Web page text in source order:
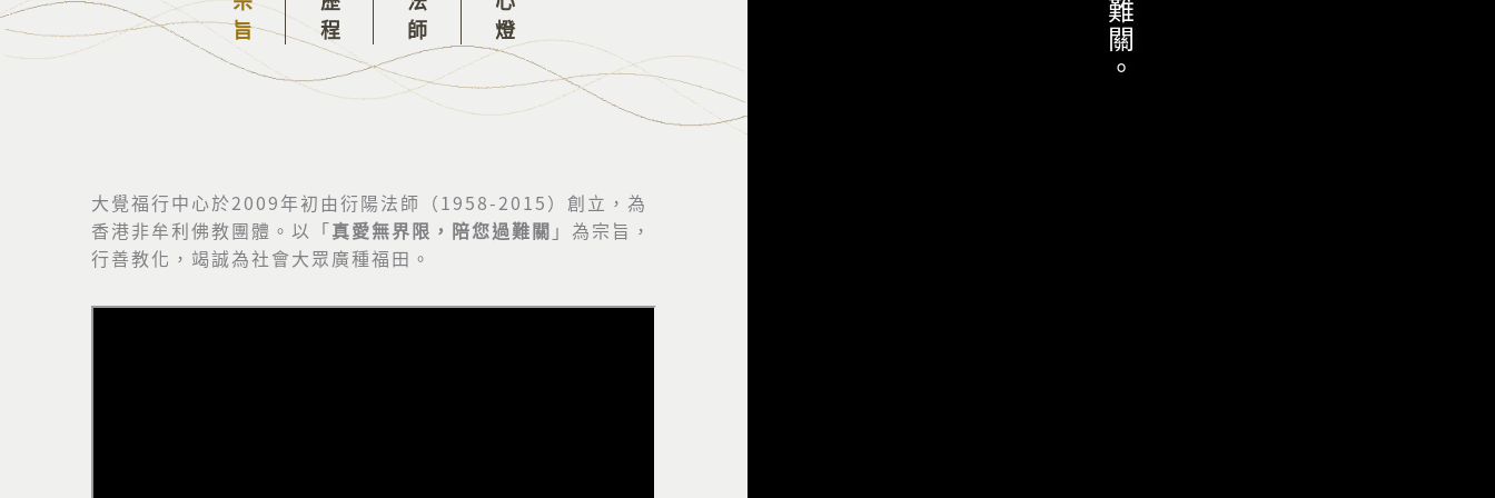
大覺福行中心於2009年初由衍陽法師（1958-2015）創立，為
香港非牟利佛教團體。以「真愛無界限，陪您過難關 」為宗旨，
行善教化，竭誠為社會大眾廣種福田。